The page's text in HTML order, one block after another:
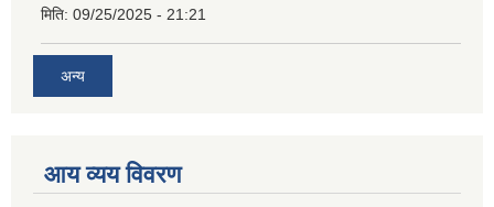
मिति: 09/25/2025 - 21:21
अन्य
आय व्यय विवरण